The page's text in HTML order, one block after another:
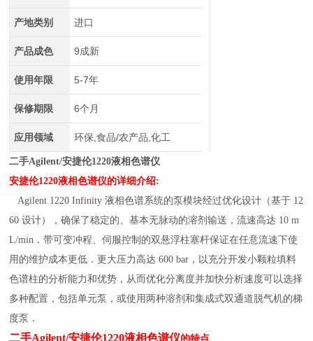
产地类别 进口
产品成色 9成新
使用年限 5-7年
保修期限 6个月
应用领域 环保,食品/农产品,化工
二手Agilent/安捷伦1220液相色谱仪
安捷伦1220液相色谱仪的详细介绍:
Agilent 1220 Infinity 液相色谱系统的泵模块经过优化设计（基于 12
60 设计），确保了稳定的、基本无脉动的溶剂输送，流速高达 10 m
L/min．带可变冲程、伺服控制的双悬浮柱塞杆保证在任意流速下使
用的维护成本更低．更大压力高达 600 bar，以充分开发小颗粒填料
色谱柱的分析能力和优势，从而优化分离度并加快分析速度可以选择
多种配置，包括单元泵，或使用两种溶剂和集成式双通道脱气机的梯
度泵．
二手Agilent/安捷伦1220液相色谱仪的特点